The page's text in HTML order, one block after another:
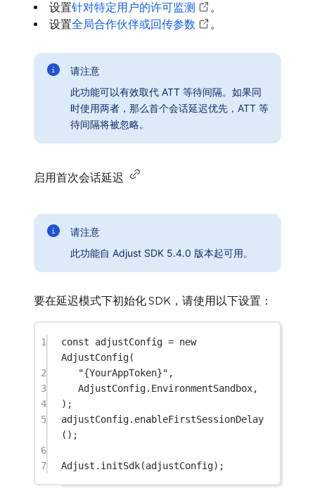
设置针对特定用户的许可监测
。
设置全局合作伙伴或回传参数 。
请注意
此功能可以有效取代 ATT 等待间隔。如果同
时使用两者，那么首个会话延迟优先，ATT 等
待间隔将被忽略。
启用首次会话延迟
请注意
此功能自 Adjust SDK 5.4.0 版本起可用。
要在延迟模式下初始化 SDK，请使用以下设置：
1 const adjustConfig = new
AdjustConfig(
2
"{YourAppToken}" ,
3
AdjustConfig.EnvironmentSandbox,
4
);
5
adjustConfig. enableFirstSessionDelay
();
6
7
Adjust. initSdk(adjustConfig);